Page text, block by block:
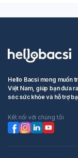
Hello Bacsi mong muốn
Việt Nam, giúp bạn đưa
sóc sức khỏe và hỗ trợ
Kết nối với chúng tôi